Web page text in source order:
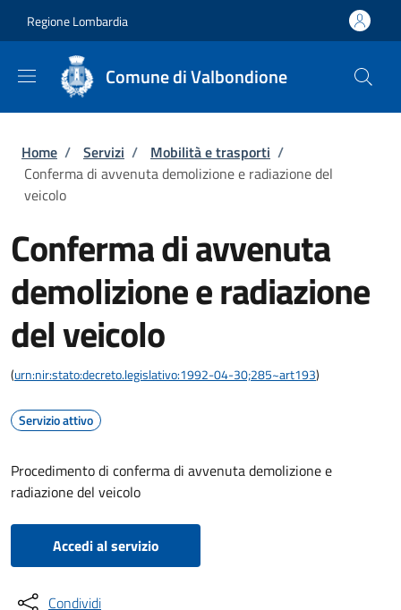
Regione Lombardia
Comune di Valbondione
Briciole di pane
Home / Servizi / Mobilità e trasporti /
Conferma di avvenuta demolizione e radiazione del
veicolo
Conferma di avvenuta
demolizione e radiazione
del veicolo
(urn:nir:stato:decreto.legislativo:1992-04-30;285~art193)
Servizio attivo
Procedimento di conferma di avvenuta demolizione e
radiazione del veicolo
Accedi al servizio
Condividi